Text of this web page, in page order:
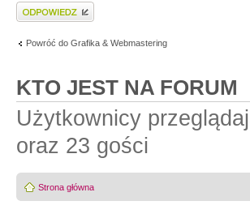
Wyślij odpowiedź
Powróć do Grafika & Webmastering
KTO JEST NA FORUM
Użytkownicy
oraz 23 gości
Strona główna